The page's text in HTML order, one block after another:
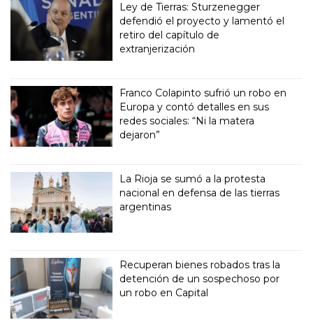
Ley de Tierras: Sturzenegger
defendió el proyecto y lamentó el
retiro del capítulo de
extranjerización
Franco Colapinto sufrió un robo en
Europa y contó detalles en sus
redes sociales: “Ni la matera
dejaron”
La Rioja se sumó a la protesta
nacional en defensa de las tierras
argentinas
Recuperan bienes robados tras la
detención de un sospechoso por
un robo en Capital